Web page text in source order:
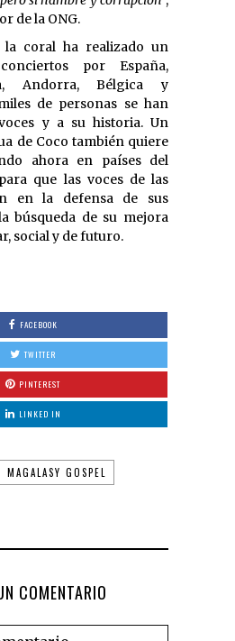
de la ONG.
la coral ha realizado un
por España,
Andorra, Bélgica y
de personas se han
y a su historia. Un
de Coco también quiere
ahora en países del
que las voces de las
en la defensa de sus
búsqueda de su mejora
social y de futuro.
FACEBOOK
TWITTER
PINTEREST
LINKED IN
MAGALASY GOSPEL
COMENTARIO